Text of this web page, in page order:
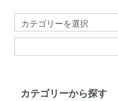
カテゴリーから探す